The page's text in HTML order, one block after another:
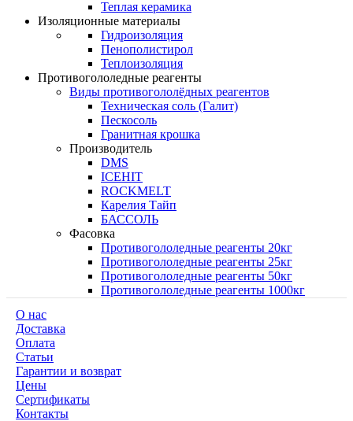
Теплая керамика
Изоляционные материалы
Гидроизоляция
Пенополистирол
Теплоизоляция
Противогололедные реагенты
Виды противогололёдных реагентов
Техническая соль (Галит)
Пескосоль
Гранитная крошка
Производитель
DMS
ICEHIT
ROCKMELT
Карелия Тайп
БАССОЛЬ
Фасовка
Противогололедные реагенты 20кг
Противогололедные реагенты 25кг
Противогололедные реагенты 50кг
Противогололедные реагенты 1000кг
О нас
Доставка
Оплата
Cтатьи
Гарантии и возврат
Цены
Сертификаты
Контакты